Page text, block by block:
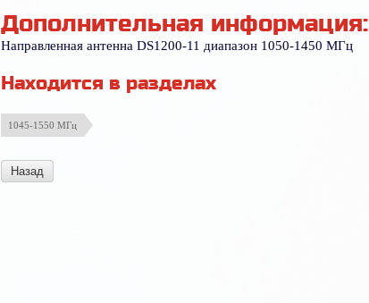
Дополнительная информация:
Направленная антенна DS1200-11 диапазон 1050-1450 МГц
Находится в разделах
1045-1550 МГц
Назад